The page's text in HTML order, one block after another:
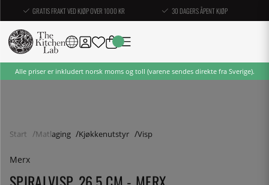
GRATIS FRAKT VED KJØP OVER 1000 KR 30 DAGERS ÅPENT KJØP
Alle priser er inkludert norsk moms og toll (varene sendes direkte fra Sverige).
Start Matlaging Kjøkkenutstyr Visp
Merx